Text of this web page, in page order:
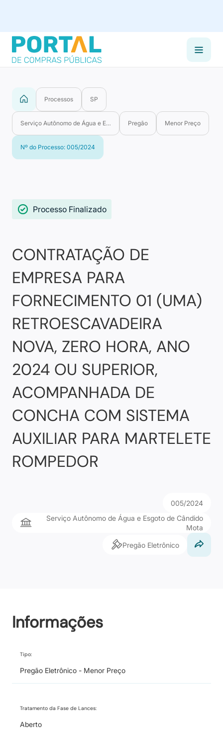
Processos SP
Serviço Autônomo de Água e Esgoto de Cândido Mota
Pregão Menor Preço
Nº do Processo: 005/2024
Processo Finalizado
CONTRATAÇÃO DE
EMPRESA PARA
FORNECIMENTO 01 (UMA)
RETROESCAVADEIRA
NOVA, ZERO HORA, ANO
2024 OU SUPERIOR,
ACOMPANHADA DE
CONCHA COM SISTEMA
AUXILIAR PARA MARTELETE
ROMPEDOR
005/2024
Serviço Autônomo de Água e Esgoto de Cândido
Mota
Pregão Eletrônico
Informações
Tipo:
Pregão Eletrônico - Menor Preço
Tratamento da Fase de Lances:
Aberto